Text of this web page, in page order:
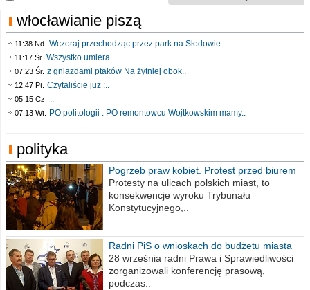
włocławianie piszą
11:38 Nd. Wczoraj przechodząc przez park na Słodowie..
11:17 Śr. Wszystko umiera
07:23 Śr. z gniazdami ptaków Na żytniej obok..
12:47 Pt. Czytaliście już :..
05:15 Cz. ..
07:13 Wt. PO politologii . PO remontowcu Wojtkowskim mamy..
polityka
Pogrzeb praw kobiet. Protest przed biurem
poselskim PiS
Protesty na ulicach polskich miast, to
konsekwencje wyroku Trybunału
Konstytucyjnego,..
Radni PiS o wnioskach do budżetu miasta
na 2021 rok
28 września radni Prawa i Sprawiedliwości
zorganizowali konferencję prasową,
podczas..